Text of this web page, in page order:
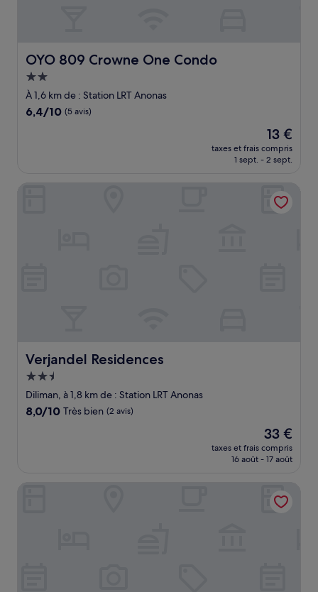
OYO 809 Crowne One Condo
OYO 809 Crowne One Condo
Hébergement
2.0 étoiles
À 1,6 km de : Station LRT Anonas
6.4
6,4/10 (5 avis)
Le
nouveau
prix
de
13 €
13 €
taxes et frais compris
1 sept. - 2 sept.
Verjandel Residences
Verjandel Residences
Hébergement
2.5 étoiles
Diliman, à 1,8 km de : Station LRT Anonas
8.0
8,0/10 Très bien (2 avis)
Le
nouveau
prix
de
33 €
33 €
taxes et frais compris
16 août - 17 août